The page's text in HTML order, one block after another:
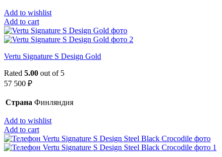
Add to wishlist
Add to cart
Vertu Signature S Design Gold
Rated 5.00 out of 5
57 500 ₽
Страна Финляндия
Add to wishlist
Add to cart